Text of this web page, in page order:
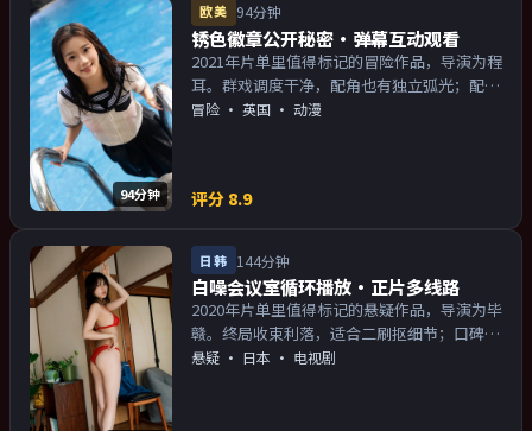
94分钟
欧美 94分钟
锈色徽章公开秘密·弹幕互动观看
2021年片单里值得标记的冒险作品，导演为程
耳。群戏调度干净，配角也有独立弧光；配乐
与画面气质统一。主演以演技派为主，适合喜
冒险 · 英国 · 动漫
评分 8.9
日韩 144分钟
白噪会议室循环播放·正片多线路
2020年片单里值得标记的悬疑作品，导演为毕
赣。终局收束利落，适合二刷抠细节；口碑向
与娱乐性兼顾。主演以演技派为主，适合喜欢
悬疑 · 日本 · 电视剧